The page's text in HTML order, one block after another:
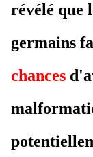
révélé que
germains
chances